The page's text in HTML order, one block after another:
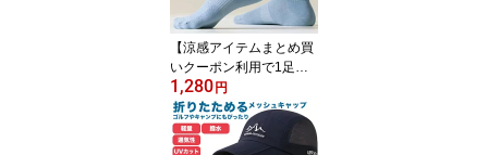
【涼感アイテムまとめ買
いクーポン利用で1足約3
42円！8/4 20:00〜8/11
1:59】蒸れない 靴下 メ
ンズ セット ソックス 涼
感 抗菌 防臭 吸水 吸汗 速
1,280円